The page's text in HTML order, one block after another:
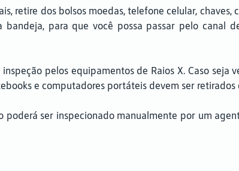
retire dos bolsos moedas, telefone celular,
bandeja, para que você possa passar pelo
pelos equipamentos de Raios X. Caso
e computadores portáteis devem ser
ser inspecionado manualmente por um